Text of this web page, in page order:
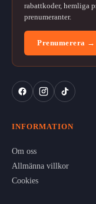
rabattkoder, hemliga
prenumeranter.
Prenumerera →
INFORMATION
Om oss
Allmänna villkor
Cookies